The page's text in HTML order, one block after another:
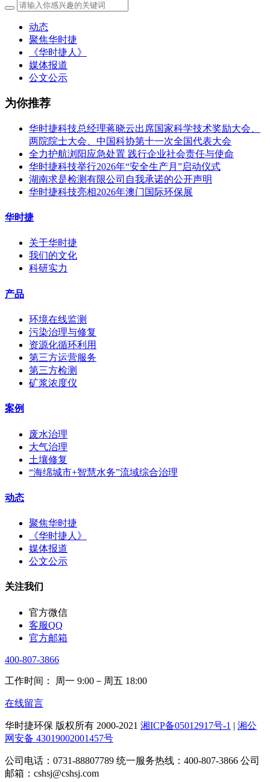
动态
聚焦华时捷
《华时捷人》
媒体报道
公文公示
为你推荐
华时捷科技总经理蒋晓云出席国家科学技术奖励大会、
两院院士大会、中国科协第十一次全国代表大会
全力护航浏阳应急处置 践行企业社会责任与使命
华时捷科技举行2026年“安全生产月”启动仪式
湖南求是检测有限公司自我承诺的公开声明
华时捷科技亮相2026年澳门国际环保展
华时捷
关于华时捷
我们的文化
科研实力
产品
环境在线监测
污染治理与修复
资源化循环利用
第三方运营服务
第三方检测
矿浆浓度仪
案例
废水治理
大气治理
土壤修复
“海绵城市+智慧水务”流域综合治理
动态
聚焦华时捷
《华时捷人》
媒体报道
公文公示
关注我们
官方微信
客服QQ
官方邮箱
400-807-3866
工作时间： 周一 9:00－周五 18:00
在线留言
华时捷环保 版权所有 2000-2021 湘ICP备05012917号-1 | 湘公
网安备 43019002001457号
公司电话：0731-88807789 统一服务热线：400-807-3866 公司
邮箱：cshsj@cshsj.com